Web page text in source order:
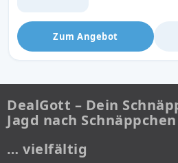
Zum Angebot
DealGott – Dein
Jagd nach
… vielfältig